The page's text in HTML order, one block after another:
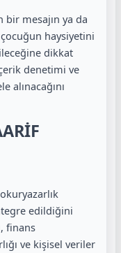
bir mesajın ya da
haysiyetini
dikkat
denetimi ve
alınacağını
edildiğini
finans
ve kişisel veriler